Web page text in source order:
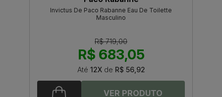
Invictus De Paco Rabanne Eau De Toilette
Masculino
R$ 719,00
R$ 683,05
Até 12Xde R$ 56,92